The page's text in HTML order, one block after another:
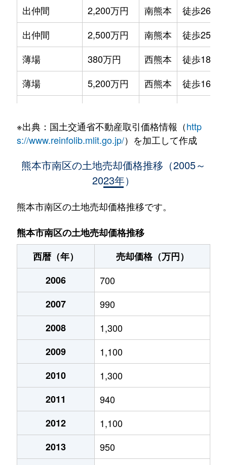
出仲間
2,200万円 南熊本
徒歩26分
出仲間
2,500万円 南熊本
徒歩25分
薄場
380万円 西熊本
徒歩18分
薄場
5,200万円 西熊本
徒歩16分
上ノ郷
7,200万円 西熊本
徒歩13分
30万円
川尻
1,200万円 川尻
合志
720万円
合志
1,700万円 西熊本
徒歩13分
2,400万円
1,300万円
1,500万円
2,000万円
十禅寺
15,000万円
城南町阿高
470万円
城南町碇
1,400万円
城南町出水
540万円
※出典：国土交通省不動産取引価格情報（http
s://www.reinfolib.mlit.go.jp/）を加工して作成
熊本市南区の土地売却価格推移（2005～
2023年）
熊本市南区の土地売却価格推移です。
熊本市南区の土地売却価格推移
西暦（年）
売却価格（万円）
2006
700
2007
990
2008
1,300
2009
1,100
2010
1,300
2011
940
2012
1,100
2013
950